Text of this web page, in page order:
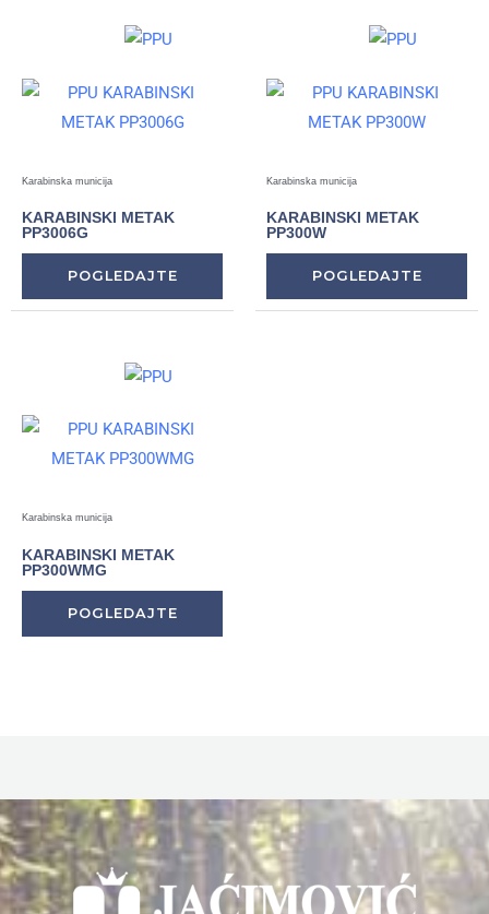
Karabinska municija
KARABINSKI METAK
PP3006G
POGLEDAJTE
Karabinska municija
KARABINSKI METAK
PP300W
POGLEDAJTE
Karabinska municija
KARABINSKI METAK
PP300WMG
POGLEDAJTE